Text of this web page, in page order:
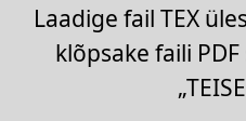
Laadige fail TEX
klõpsake faili